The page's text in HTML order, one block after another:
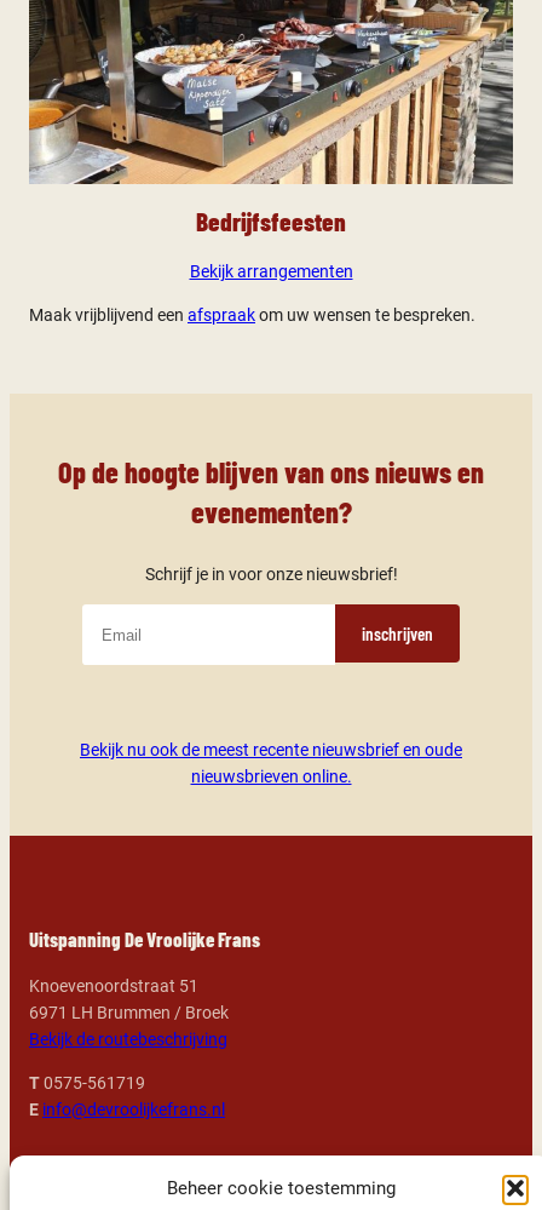
Beheer cookie toestemming
Bedrijfsfeesten
Bekijk arrangementen
Maak vrijblijvend een afspraakom uw wensen te bespreken.
Op de hoogte blijven van ons nieuws en
evenementen?
Schrijf je in voor onze nieuwsbrief!
inschrijven
Bekijk nu ook de meest recente nieuwsbrief en oude
nieuwsbrieven online.
Uitspanning De Vroolijke Frans
Knoevenoordstraat 51
6971 LH Brummen / Broek
Bekijk de routebeschrijving
T0575-561719
E info@devroolijkefrans.nl